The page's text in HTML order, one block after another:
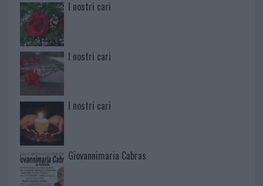
I nostri cari
I nostri cari
I nostri cari
Giovannimaria Cabras